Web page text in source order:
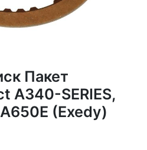
Пакет
A340-SERIES,
(Exedy)